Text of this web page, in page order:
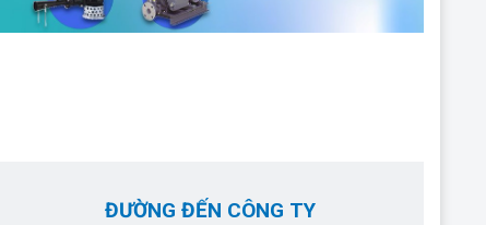
ĐƯỜNG ĐẾN CÔNG TY